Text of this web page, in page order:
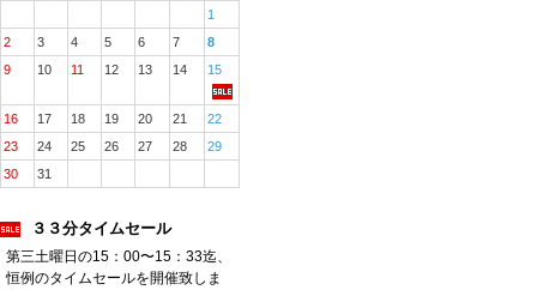
1
2
3 4 5 6 7
8
9
10 11 12 13 14 15
16 17 18 19 20 21
22
23
24 25 26 27 28
29
30
31
３３分タイムセール
第三土曜日の15：00〜15：33迄、
恒例のタイムセールを開催致しま